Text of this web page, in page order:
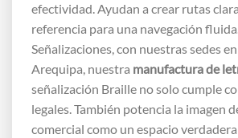
efectividad. Ayudan a crear rutas
referencia para una navegación
Señalizaciones, con nuestras sedes
Arequipa, nuestra manufactura de
señalización Braille no solo cumple
legales. También potencia la imagen
comercial como un espacio